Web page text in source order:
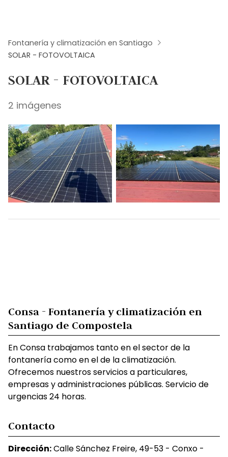
Fontanería y climatización en Santiago
SOLAR - FOTOVOLTAICA
SOLAR - FOTOVOLTAICA
2 imágenes
Consa - Fontanería y climatización en
Santiago de Compostela
En Consa trabajamos tanto en el sector de la
fontanería como en el de la climatización.
Ofrecemos nuestros servicios a particulares,
empresas y administraciones públicas. Servicio de
urgencias 24 horas.
Contacto
Dirección:Calle Sánchez Freire, 49-53 - Conxo -